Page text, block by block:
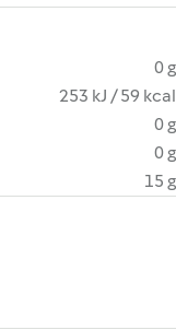
0 g
253 kJ / 59 kcal
0 g
0 g
15 g